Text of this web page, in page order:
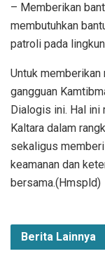
– Memberikan
membutuhkan
patroli pada
Untuk memberikan
gangguan
Dialogis ini. Hal ini
Kaltara dalam
sekaligus
keamanan dan
bersama.(Hmspld)
Berita Lainnya